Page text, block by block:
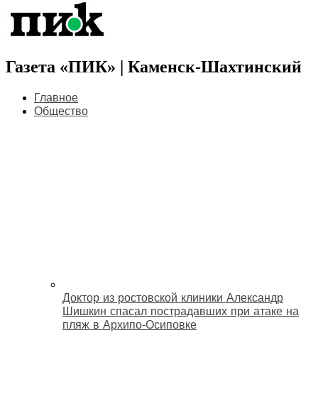
Газета «ПИК» | Каменск-Шахтинский
Главное
Общество
Доктор из ростовской клиники Александр
Шишкин спасал пострадавших при атаке на
пляж в Архипо‑Осиповке